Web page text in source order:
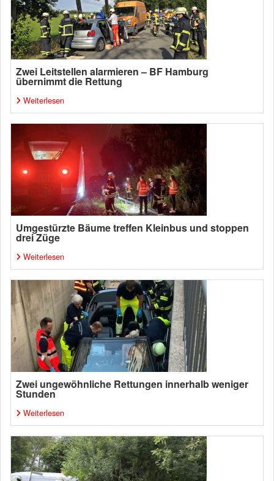
Zwei Leitstellen alarmieren – BF Hamburg
übernimmt die Rettung
Weiterlesen
Umgestürzte Bäume treffen Kleinbus und stoppen
drei Züge
Weiterlesen
Zwei ungewöhnliche Rettungen innerhalb weniger
Stunden
Weiterlesen